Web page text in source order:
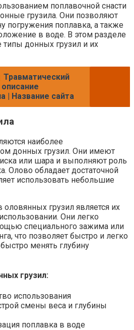
поплавочной снасти
грузила. Они позволяют
погружения поплавка, а также
в воде. В этом разделе
донных грузил и их
Травматический
| Название сайта
наиболее
донных грузил. Они имеют
или шара и выполняют роль
Олово обладает достаточной
использовать небольшие
грузил является их
Они легко
специального зажима или
что позволяет быстро и легко
менять глубину
грузил:
использования
смены веса и глубины
поплавка в воде